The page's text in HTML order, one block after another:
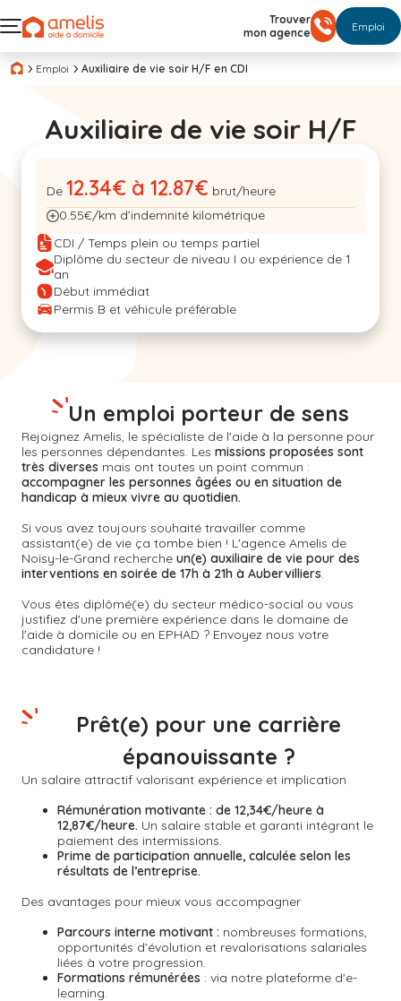
Trouver
mon agence
Emploi
Emploi Auxiliaire de vie soir H/F en CDI
Auxiliaire de vie soir H/F
De 12.34€ à 12.87€ brut/heure
0.55€/km d’indemnité kilométrique
CDI / Temps plein ou temps partiel
Diplôme du secteur de niveau I ou expérience de 1
an
Début immédiat
Permis B et véhicule préférable
Rejoignez Amelis, le spécialiste de l'aide à la personne pour
les personnes dépendantes. Les missions proposées sont
très diverses mais ont toutes un point commun :
accompagner les personnes âgées ou en situation de
handicap à mieux vivre au quotidien.
Si vous avez toujours souhaité travailler comme
assistant(e) de vie ça tombe bien ! L'agence Amelis de
Noisy-le-Grand recherche un(e) auxiliaire de vie pour des
interventions en soirée de 17h à 21h à Aubervilliers.
Vous êtes diplômé(e) du secteur médico-social ou vous
justifiez d'une première expérience dans le domaine de
l'aide à domicile ou en EPHAD ? Envoyez nous votre
candidature !
Un emploi porteur de sens
Un salaire attractif valorisant expérience et implication
Rémunération motivante : de 12,34€/heure à
12,87€/heure. Un salaire stable et garanti intégrant le
paiement des intermissions.
Prime de participation annuelle, calculée selon les
résultats de l’entreprise.
Des avantages pour mieux vous accompagner
Parcours interne motivant : nombreuses formations,
opportunités d’évolution et revalorisations salariales
liées à votre progression.
Formations rémunérées : via notre plateforme d'e-
learning.
Prêt(e) pour une carrière
épanouissante ?